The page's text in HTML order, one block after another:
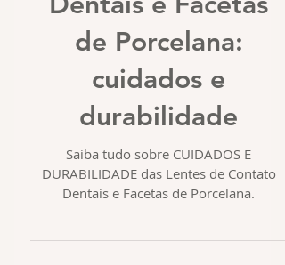
Lentes de Contato
Dentais e Facetas
de Porcelana:
cuidados e
durabilidade
Saiba tudo sobre CUIDADOS E